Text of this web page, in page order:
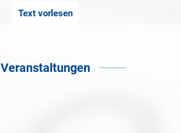
Text vorlesen
Veranstaltungen